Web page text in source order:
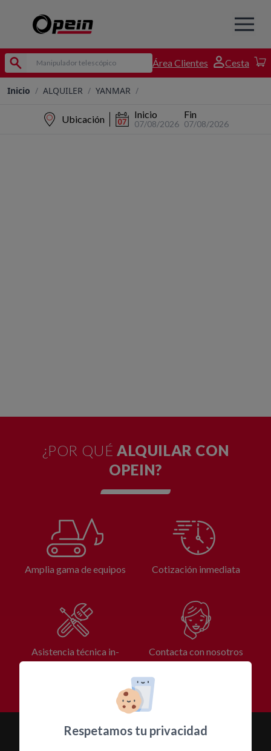
Área Clientes Cesta
Inicio / ALQUILER / YANMAR /
Ubicación Inicio
07/08/2026
Fin
07/08/2026
¿POR QUÉALQUILAR CON
OPEIN?
Amplia gama de equipos Cotización inmediata
Asistencia técnica in-
Contacta con nosotros
Respetamos tu privacidad